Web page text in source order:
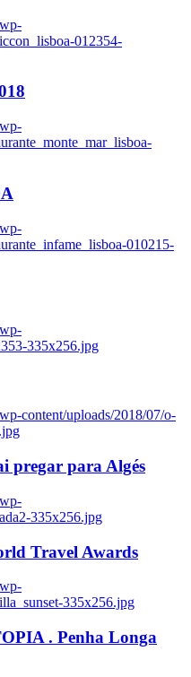
012354-
010215-
335x256.jpg
content/uploads/2018/07/o-
pregar para Algés
335x256.jpg
Travel Awards
335x256.jpg
. Penha Longa